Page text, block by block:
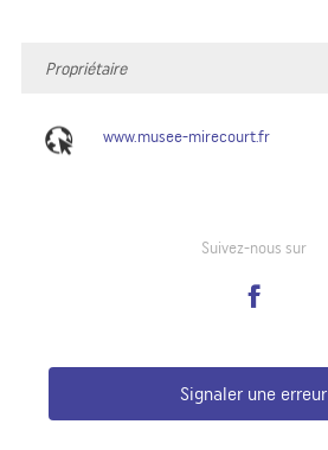
Propriétaire
www.musee-mirecourt.fr
Suivez-nous sur
Signaler une erreur